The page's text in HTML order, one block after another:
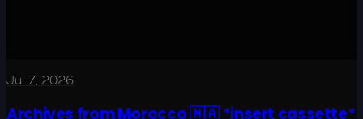
Jul 7, 2026
Archives from Morocco 🇲🇦 *insert cassette*